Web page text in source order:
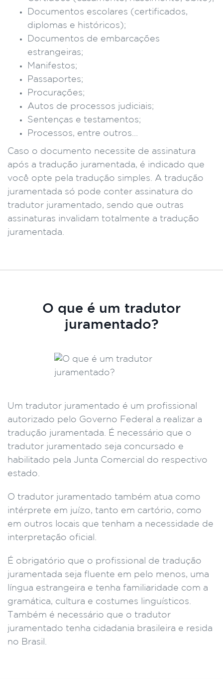
Documentos escolares (certificados,
diplomas e históricos);
Documentos de embarcações
estrangeiras;
Manifestos;
Passaportes;
Procurações;
Autos de processos judiciais;
Sentenças e testamentos;
Processos, entre outros…
Caso o documento necessite de assinatura
após a tradução juramentada, é indicado que
você opte pela tradução simples. A tradução
juramentada só pode conter assinatura do
tradutor juramentado, sendo que outras
assinaturas invalidam totalmente a tradução
juramentada.
O que é um tradutor
juramentado?
Um tradutor juramentado é um profissional
autorizado pelo Governo Federal a realizar a
tradução juramentada. É necessário que o
tradutor juramentado seja concursado e
habilitado pela Junta Comercial do respectivo
estado.
O tradutor juramentado também atua como
intérprete em juízo, tanto em cartório, como
em outros locais que tenham a necessidade de
interpretação oficial.
É obrigatório que o profissional de tradução
juramentada seja fluente em pelo menos, uma
língua estrangeira e tenha familiaridade com a
gramática, cultura e costumes linguísticos.
Também é necessário que o tradutor
juramentado tenha cidadania brasileira e resida
no Brasil.